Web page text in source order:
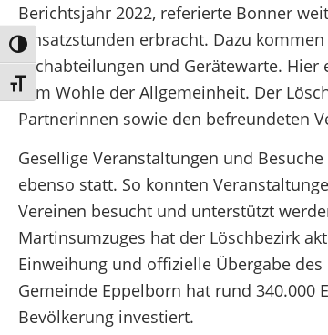
Umschalten auf hohe Kontraste
Schrift vergrößern
Berichtsjahr 2022, referierte Bonner
Einsatzstunden erbracht. Dazu
Fachabteilungen und Gerätewarte.
zum Wohle der Allgemeinheit. Der
Partnerinnen sowie den befreundeten
Gesellige Veranstaltungen und
ebenso statt. So konnten
Vereinen besucht und unterstützt
Martinsumzuges hat der Löschbezirk
Einweihung und offizielle Übergabe
Gemeinde Eppelborn hat rund 340.000
Bevölkerung investiert.